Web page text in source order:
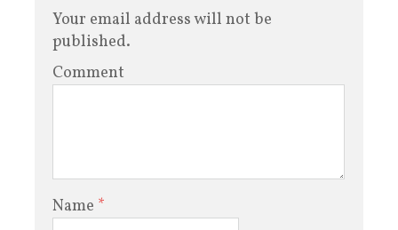
Your email address will not be
published.
Comment
Name *